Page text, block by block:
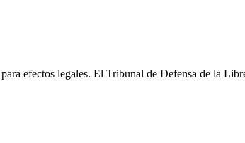
efectos legales. El Tribunal de Defensa de la